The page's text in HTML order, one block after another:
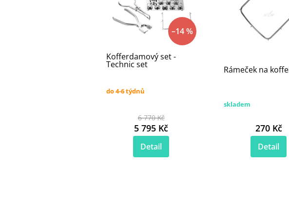
–14 %
Kofferdamový set -
Technic set
do 4-6 týdnů
6 770 Kč
5 795 Kč
Detail
Rámeček na
skladem
270 Kč
Detail